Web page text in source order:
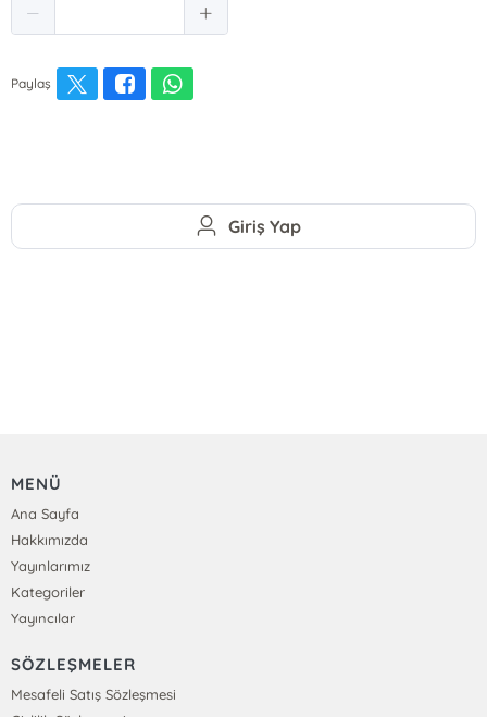
Paylaş
Giriş Yap
MENÜ
Ana Sayfa
Hakkımızda
Yayınlarımız
Kategoriler
Yayıncılar
SÖZLEŞMELER
Mesafeli Satış Sözleşmesi